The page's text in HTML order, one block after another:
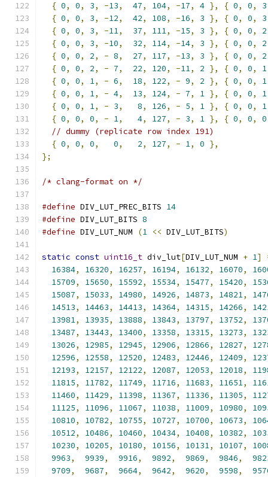
{ 0, 0, 3, -13, 47, 104, -17, 4 }, { 0, 0, 3
{ 0, 0, 3, -12, 42, 108, -16, 3 }, { 0, 0, 3
{ 0, 0, 3, -11, 37, 111, -15, 3 }, { 0, 0, 2
{ 0, 0, 3, -10, 32, 114, -14, 3 }, { 0, 0, 2
{ 0, 0, 2, - 8, 27, 117, -13, 3 }, { 0, 0, 2
{ 0, 0, 2, - 7, 22, 120, -11, 2 }, { 0, 0, 1
{ 0, 0, 1, - 6, 18, 122, - 9, 2 }, { 0, 0, 1
{ 0, 0, 1, - 4, 13, 124, - 7, 1 }, { 0, 0, 1
{ 0, 0, 1, - 3, 8, 126, - 5, 1 }, { 0, 0, 1
{ 0, 0, 0, - 1, 4, 127, - 3, 1 }, { 0, 0, 0
// dummy (replicate row index 191)
{ 0, 0, 0, 0, 2, 127, - 1, 0 },
};
/* clang-format on */
#define DIV_LUT_PREC_BITS 14
#define DIV_LUT_BITS 8
#define DIV_LUT_NUM (1 << DIV_LUT_BITS)
static const uint16_t div_lut[DIV_LUT_NUM + 1]
16384, 16320, 16257, 16194, 16132, 16070,
15709, 15650, 15592, 15534, 15477, 15420,
15087, 15033, 14980, 14926, 14873, 14821,
14513, 14463, 14413, 14364, 14315, 14266,
13981, 13935, 13888, 13843, 13797, 13752,
13487, 13443, 13400, 13358, 13315, 13273,
13026, 12985, 12945, 12906, 12866, 12827,
12596, 12558, 12520, 12483, 12446, 12409,
12193, 12157, 12122, 12087, 12053, 12018,
11815, 11782, 11749, 11716, 11683, 11651,
11460, 11429, 11398, 11367, 11336, 11305,
11125, 11096, 11067, 11038, 11009, 10980,
10810, 10782, 10755, 10727, 10700, 10673,
10512, 10486, 10460, 10434, 10408, 10382,
10230, 10205, 10180, 10156, 10131, 10107,
9963, 9939, 9916, 9892, 9869, 9846,
9709, 9687, 9664, 9642, 9620, 9598,